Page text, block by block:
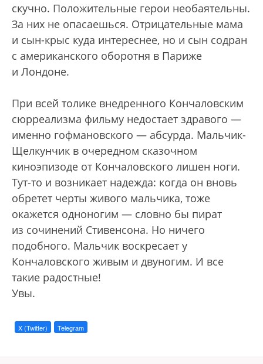
скучно. Положительные герои необаятельны.
За них не опасаешься. Отрицательные мама
и сын-крыс куда интереснее, но и сын содран
с американского оборотня в Париже
и Лондоне.
При всей толике внедренного Кончаловским
сюрреализма фильму недостает здравого —
именно гофмановского — абсурда. Мальчик-
Щелкунчик в очередном сказочном
киноэпизоде от Кончаловского лишен ноги.
Тут-то и возникает надежда: когда он вновь
обретет черты живого мальчика, тоже
окажется одноногим — словно бы пират
из сочинений Стивенсона. Но ничего
подобного. Мальчик воскресает у
Кончаловского живым и двуногим. И все
такие радостные!
Увы.
X (Twitter) Telegram